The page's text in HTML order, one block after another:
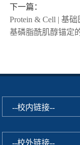
下一篇：
Protein & Cell | 基
基磷脂酰肌醇锚定